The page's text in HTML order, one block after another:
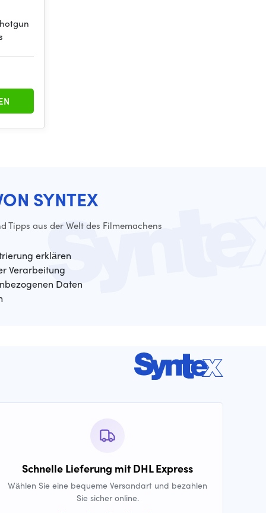
SYNTEX
Tipps aus der Welt des Filmemachens
erklären
Verarbeitung
Daten
Schnelle Lieferung mit DHL Express
Wählen Sie eine bequeme Versandart und bezahlen
Sie sicher online.